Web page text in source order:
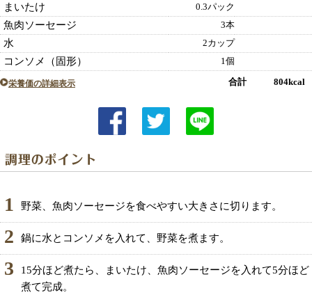
まいたけ 0.3パック
魚肉ソーセージ 3本
水 2カップ
コンソメ（固形） 1個
栄養価の詳細表示 合計 804kcal
1 野菜、魚肉ソーセージを食べやすい大きさに切ります。
2 鍋に水とコンソメを入れて、野菜を煮ます。
3
15分ほど煮たら、まいたけ、魚肉ソーセージを入れて5分ほど
煮て完成。